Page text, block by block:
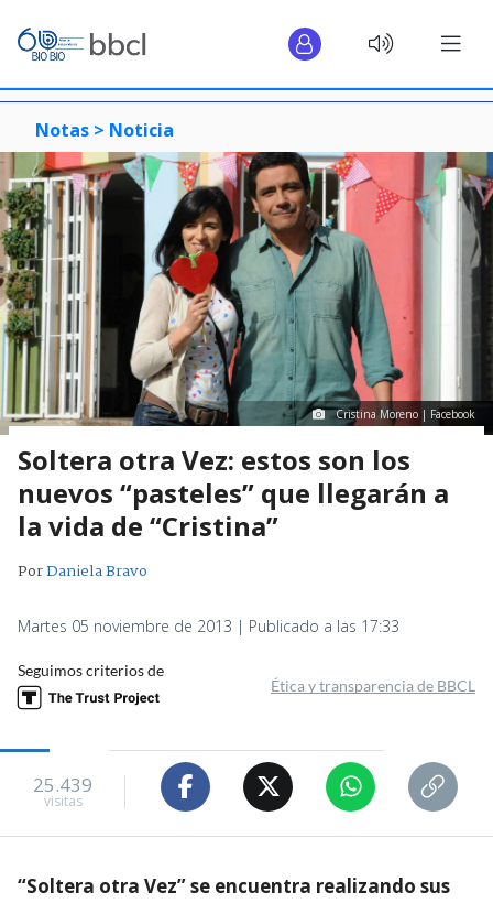
Notas > Noticia
Cristina Moreno | Facebook
Soltera otra Vez: estos son los
nuevos “pasteles” que llegarán a
la vida de “Cristina”
PorDaniela Bravo
Martes 05 noviembre de 2013 | Publicado a las 17:33
Seguimos criterios de
Ética y transparencia de BBCL
25.439
visitas
“Soltera otra Vez” se encuentra realizando sus